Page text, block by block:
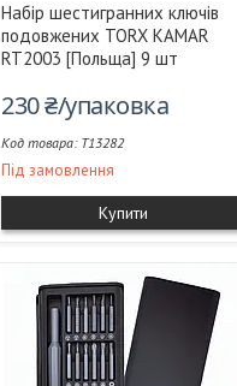
Набір шестигранних ключів
подовжених TORX KAMAR
RT2003 [Польща] 9 шт
230 ₴/упаковка
T13282
Під замовлення
Купити